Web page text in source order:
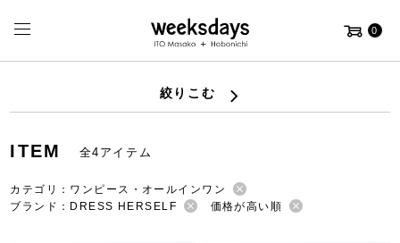
0
絞りこむ
ITEM 全4アイテム
カテゴリ：ワンピース・オールインワン
ブランド：DRESS HERSELF
価格が高い順